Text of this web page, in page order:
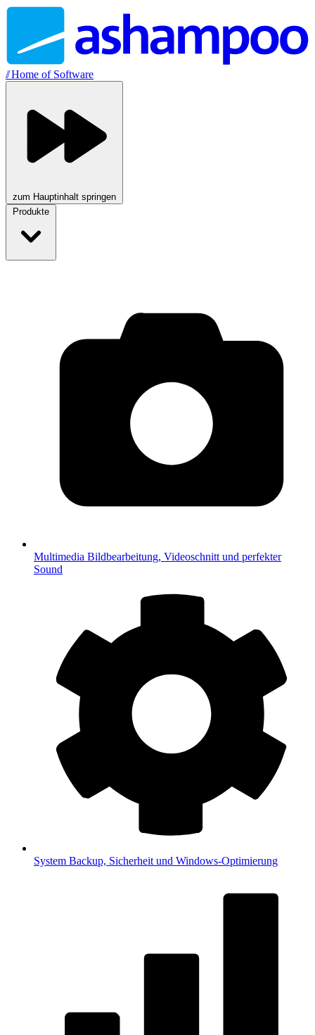
//Home of Software
zum Hauptinhalt springen
Produkte
Multimedia Bildbearbeitung, Videoschnitt und perfekter
Sound
System Backup, Sicherheit und Windows-Optimierung